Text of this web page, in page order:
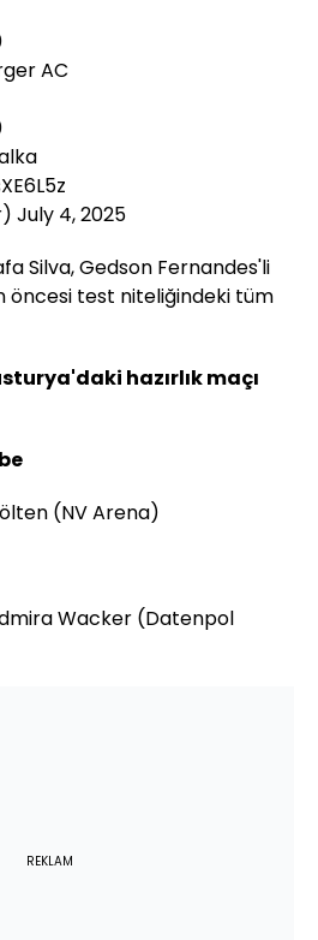
AC
July 4, 2025
Silva, Gedson Fernandes'li
öncesi test niteliğindeki tüm
hazırlık maçı
(NV Arena)
Wacker (Datenpol
REKLAM